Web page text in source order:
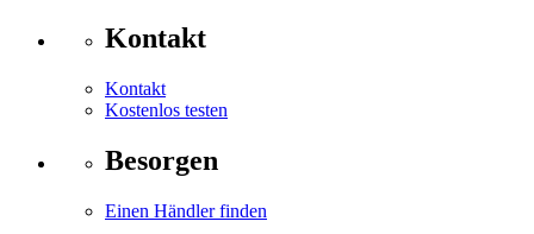
Kontakt
Kontakt
Kostenlos testen
Besorgen
Einen Händler finden